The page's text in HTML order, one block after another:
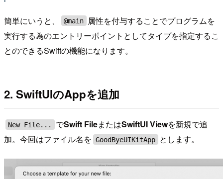
簡単にいうと、 @main
属性を付与することでプログラムを
実行する為のエントリーポイントとしてタイプを指定するこ
とのできるSwiftの機能になります。
2. SwiftUIのAppを追加
New File... でSwift FileまたはSwiftUI Viewを新規で追
加。今回はファイル名を GoodByeUIKitApp とします。